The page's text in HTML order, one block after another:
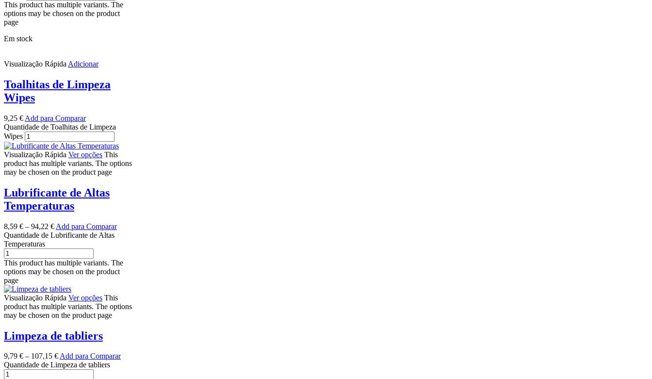
This product has multiple variants. The
options may be chosen on the product
page
Em stock
Visualização Rápida Adicionar
Toalhitas de Limpeza
Wipes
9,25 € Add para Comparar
Quantidade de Toalhitas de Limpeza
Wipes
Visualização Rápida Ver opções This
product has multiple variants. The options
may be chosen on the product page
Lubrificante de Altas
Temperaturas
8,59 € – 94,22 € Add para Comparar
Quantidade de Lubrificante de Altas
Temperaturas
This product has multiple variants. The
options may be chosen on the product
page
Visualização Rápida Ver opções This
product has multiple variants. The options
may be chosen on the product page
Limpeza de tabliers
9,79 € – 107,15 €Add para Comparar
Quantidade de Limpeza de tabliers